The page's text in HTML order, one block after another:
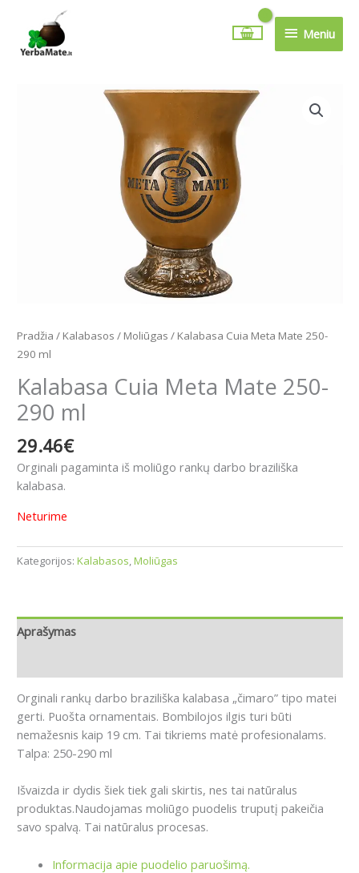
turinio
Meniu
Meniu
Pradžia / Kalabasos / Moliūgas / Kalabasa Cuia Meta Mate 250-
290 ml
Kalabasa Cuia Meta Mate 250-
290 ml
29.46€
Orginali pagaminta iš moliūgo rankų darbo braziliška
kalabasa.
Neturime
Kategorijos: Kalabasos,Moliūgas
Aprašymas
Orginali rankų darbo braziliška kalabasa „čimaro” tipo matei
gerti. Puošta ornamentais. Bombilojos ilgis turi būti
nemažesnis kaip 19 сm. Tai tikriems matė profesionalams.
Talpa: 250-290 ml
Išvaizda ir dydis šiek tiek gali skirtis, nes tai natūralus
produktas.Naudojamas moliūgo puodelis truputį pakeičia
savo spalvą. Tai natūralus procesas.
Informacija apie puodelio paruošimą.